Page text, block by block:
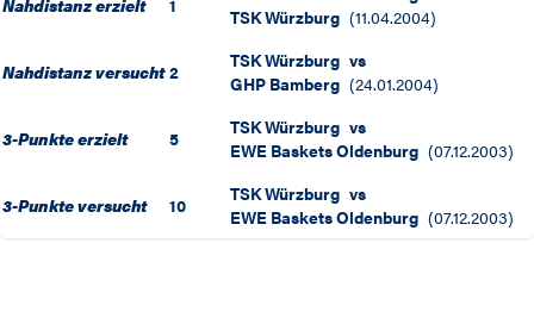
Nahdistanz erzielt 1
TSK Würzburg (11.04.2004)
Nahdistanz versucht 2 TSK Würzburg vs
GHP Bamberg (24.01.2004)
3-Punkte erzielt 5 TSK Würzburg vs
EWE Baskets Oldenburg (07.12.2003)
3-Punkte versucht 10 TSK Würzburg vs
EWE Baskets Oldenburg (07.12.2003)